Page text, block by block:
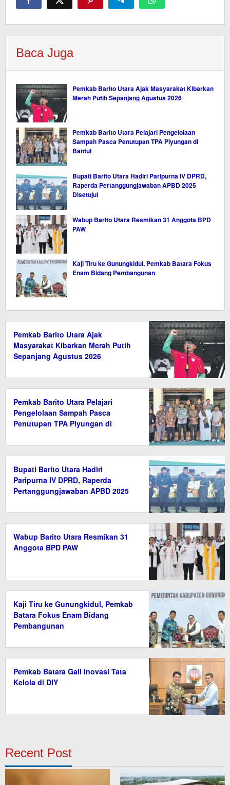
Baca Juga
Pemkab Barito Utara Ajak Masyarakat Kibarkan
Merah Putih Sepanjang Agustus 2026
Pemkab Barito Utara Pelajari Pengelolaan
Sampah Pasca Penutupan TPA Piyungan di
Bantul
Bupati Barito Utara Hadiri Paripurna IV DPRD,
Raperda Pertanggungjawaban APBD 2025
Disetujui
Wabup Barito Utara Resmikan 31 Anggota BPD
PAW
Kaji Tiru ke Gunungkidul, Pemkab Batara Fokus
Enam Bidang Pembangunan
Pemkab Barito Utara Ajak
Masyarakat Kibarkan Merah Putih
Sepanjang Agustus 2026
Pemkab Barito Utara Pelajari
Pengelolaan Sampah Pasca
Penutupan TPA Piyungan di
Bupati Barito Utara Hadiri
Paripurna IV DPRD, Raperda
Pertanggungjawaban APBD 2025
Wabup Barito Utara Resmikan 31
Anggota BPD PAW
Kaji Tiru ke Gunungkidul, Pemkab
Batara Fokus Enam Bidang
Pembangunan
Pemkab Batara Gali Inovasi Tata
Kelola di DIY
Recent Post